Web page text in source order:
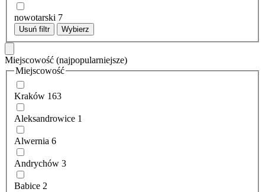
nowotarski 7
Usuń filtr Wybierz
Miejscowość (najpopularniejsze)
Miejscowość
Kraków 163
Aleksandrowice 1
Alwernia 6
Andrychów 3
Babice 2